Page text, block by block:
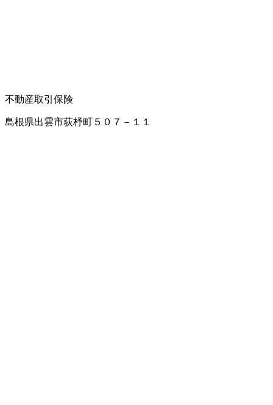
不動産取引 保険
島根県出雲市荻杼町５０７－１１